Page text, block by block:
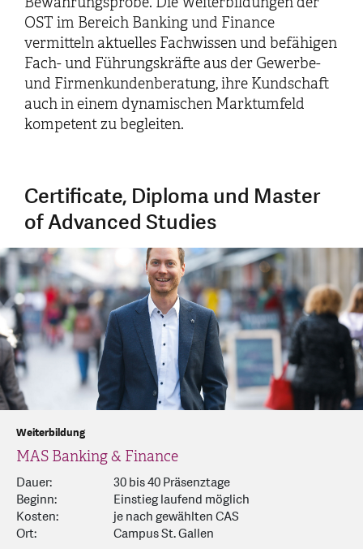
OST im Bereich Banking und Finance
vermitteln aktuelles Fachwissen und befähigen
Fach- und Führungskräfte aus der Gewerbe-
und Firmenkundenberatung, ihre Kundschaft
auch in einem dynamischen Marktumfeld
kompetent zu begleiten.
Certificate, Diploma und Master
of Advanced Studies
Weiterbildung
MAS Banking & Finance
Dauer:
30 bis 40 Präsenztage
Beginn:
Einstieg laufend möglich
Kosten:
je nach gewählten CAS
Ort:
Campus St. Gallen